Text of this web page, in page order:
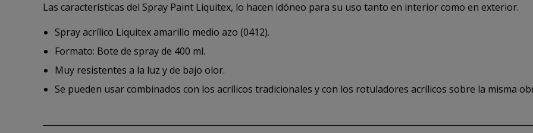
Las características del Spray Paint Liquitex, lo hacen idóneo para su uso tanto en interior como en exterior.
Spray acrílico Liquitex amarillo medio azo (0412).
Formato: Bote de spray de 400 ml.
Muy resistentes a la luz y de bajo olor.
Se pueden usar combinados con los acrílicos tradicionales y con los rotuladores acrílicos sobre la misma